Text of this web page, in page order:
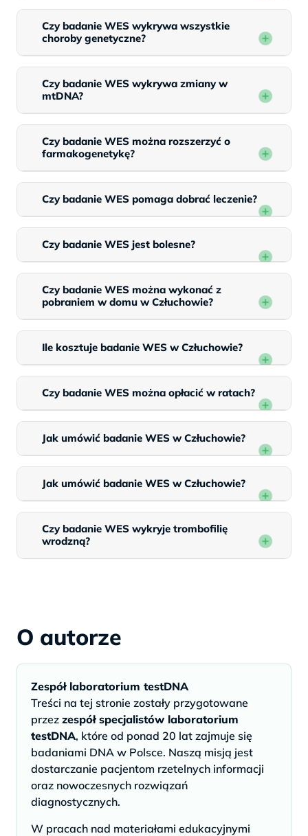
Czy badanie WES wykrywa wszystkie
choroby genetyczne?
Czy badanie WES wykrywa zmiany w
mtDNA?
Czy badanie WES można rozszerzyć o
farmakogenetykę?
Czy badanie WES pomaga dobrać leczenie?
Czy badanie WES jest bolesne?
Czy badanie WES można wykonać z
pobraniem w domu w Człuchowie?
Ile kosztuje badanie WES w Człuchowie?
Czy badanie WES można opłacić w ratach?
Jak umówić badanie WES w Człuchowie?
Jak umówić badanie WES w Człuchowie?
Czy badanie WES wykryje trombofilię
wrodzną?
O autorze
Zespół laboratorium testDNA
Treści na tej stronie zostały przygotowane
przez zespół specjalistów laboratorium
testDNA, które od ponad 20 lat zajmuje się
badaniami DNA w Polsce. Naszą misją jest
dostarczanie pacjentom rzetelnych informacji
oraz nowoczesnych rozwiązań
diagnostycznych.
W pracach nad materiałami edukacyjnymi